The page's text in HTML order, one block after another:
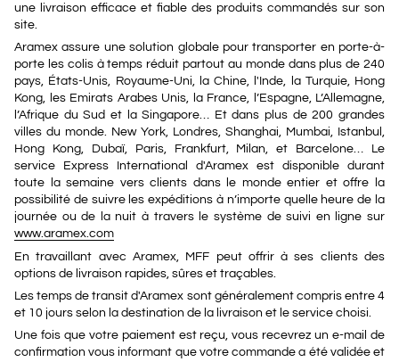
une livraison efficace et fiable des produits commandés sur son
site.
Aramex assure une solution globale pour transporter en porte-à-
porte les colis à temps réduit partout au monde dans plus de 240
pays, États-Unis, Royaume-Uni, la Chine, l'Inde, la Turquie, Hong
Kong, les Emirats Arabes Unis, la France, l’Espagne, L’Allemagne,
l’Afrique du Sud et la Singapore… Et dans plus de 200 grandes
villes du monde. New York, Londres, Shanghai, Mumbai, Istanbul,
Hong Kong, Dubaï, Paris, Frankfurt, Milan, et Barcelone… Le
service Express International d'Aramex est disponible durant
toute la semaine vers clients dans le monde entier et offre la
possibilité de suivre les expéditions à n’importe quelle heure de la
journée ou de la nuit à travers le système de suivi en ligne sur
www.aramex.com
En travaillant avec Aramex, MFF peut offrir à ses clients des
options de livraison rapides, sûres et traçables.
Les temps de transit d'Aramex sont généralement compris entre 4
et 10 jours selon la destination de la livraison et le service choisi.
Une fois que votre paiement est reçu, vous recevrez un e-mail de
confirmation vous informant que votre commande a été validée et